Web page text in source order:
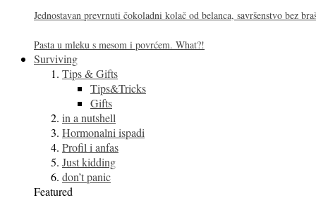
Jednostavan prevrnuti čokoladni kolač od belanca, savršenstvo bez
Pasta u mleku s mesom i povrćem. What?!
Surviving
Tips & Gifts
Tips&Tricks
Gifts
in a nutshell
Hormonalni ispadi
Profil i anfas
Just kidding
don’t panic
Featured